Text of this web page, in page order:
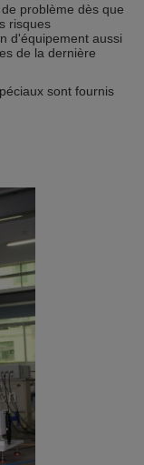
problème dès que
risques
d'équipement aussi
de la dernière
sont fournis